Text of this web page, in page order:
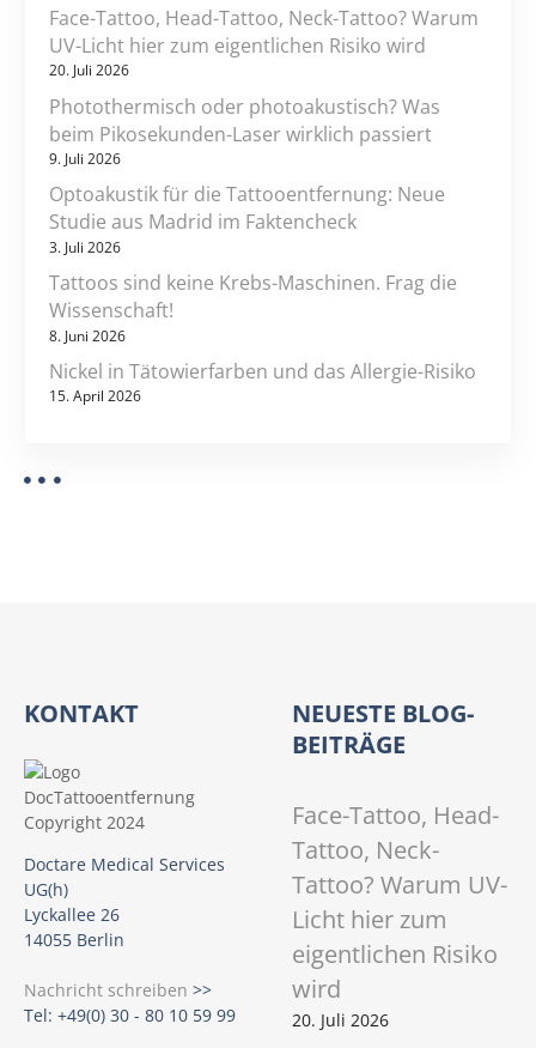
Face-Tattoo, Head-Tattoo, Neck-Tattoo? Warum
UV-Licht hier zum eigentlichen Risiko wird
20. Juli 2026
Photothermisch oder photoakustisch? Was
beim Pikosekunden-Laser wirklich passiert
9. Juli 2026
Optoakustik für die Tattooentfernung: Neue
Studie aus Madrid im Faktencheck
3. Juli 2026
Tattoos sind keine Krebs-Maschinen. Frag die
Wissenschaft!
8. Juni 2026
Nickel in Tätowierfarben und das Allergie-Risiko
15. April 2026
KONTAKT
Doctare Medical Services
UG(h)
Lyckallee 26
14055 Berlin
Nachricht schreiben >>
Tel: +49(0) 30 - 80 10 59 99
NEUESTE BLOG-
BEITRÄGE
Face-Tattoo, Head-
Tattoo, Neck-
Tattoo? Warum UV-
Licht hier zum
eigentlichen Risiko
wird
20. Juli 2026